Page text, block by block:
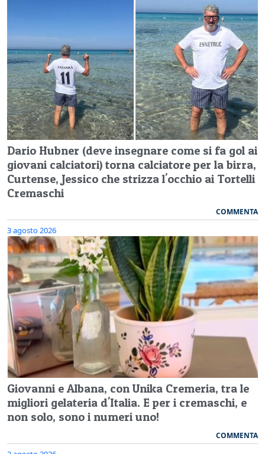
Dario Hubner (deve insegnare come si fa gol ai
giovani calciatori) torna calciatore per la birra,
Curtense, Jessico che strizza l'occhio ai Tortelli
Cremaschi
COMMENTA
3 agosto 2026
Giovanni e Albana, con Unika Cremeria, tra le
migliori gelateria d'Italia. E per i cremaschi, e
non solo, sono i numeri uno!
COMMENTA